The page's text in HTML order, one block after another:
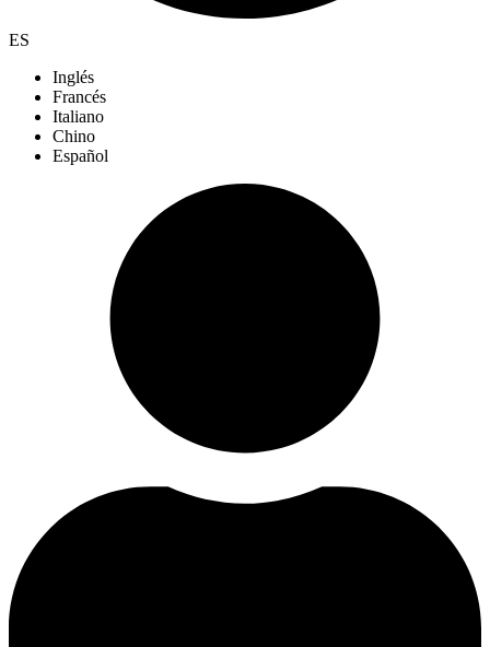
ES
Inglés
Francés
Italiano
Chino
Español